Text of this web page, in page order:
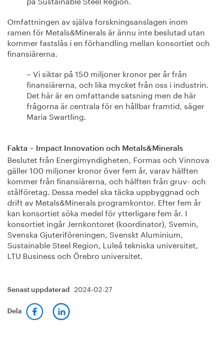
Omfattningen av själva forskningsanslagen inom
ramen för Metals&Minerals är ännu inte beslutad utan
kommer fastslås i en förhandling mellan konsortiet och
finansiärerna.
– Vi siktar på 150 miljoner kronor per år från
finansiärerna, och lika mycket från oss i industrin.
Det här är en omfattande satsning men de här
frågorna är centrala för en hållbar framtid, säger
Maria Swartling.
Fakta – Impact Innovation och Metals&Minerals
Beslutet från Energimyndigheten, Formas och Vinnova
gäller 100 miljoner kronor över fem år, varav hälften
kommer från finansiärerna, och hälften från gruv- och
stålföretag. Dessa medel ska täcka uppbyggnad och
drift av Metals&Minerals programkontor. Efter fem år
kan konsortiet söka medel för ytterligare fem år. I
konsortiet ingår Jernkontoret (koordinator), Svemin,
Svenska Gjuteriföreningen, Svenskt Aluminium,
Sustainable Steel Region, Luleå tekniska universitet,
LTU Business och Örebro universitet.
Senast uppdaterad 2024-02-27
Dela